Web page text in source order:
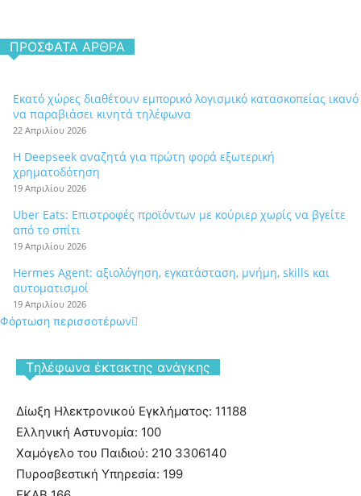
ΠΡΌΣΦΑΤΑ ΆΡΘΡΑ
Εκατό χώρες διαθέτουν εμπορικό λογισμικό κατασκοπείας ικανό
να παραβιάσει κινητά τηλέφωνα
22 Απριλίου 2026
Η Deepseek αναζητά για πρώτη φορά εξωτερική
χρηματοδότηση
19 Απριλίου 2026
Uber Eats: Επιστροφές προϊόντων με κούριερ χωρίς να βγείτε
από το σπίτι
19 Απριλίου 2026
Hermes Agent: αξιολόγηση, εγκατάσταση, μνήμη, skills και
αυτοματισμοί
19 Απριλίου 2026
Φόρτωση περισσοτέρων
Tηλέφωνα έκτακτης ανάγκης
Δίωξη Ηλεκτρονικού Εγκλήματος: 11188
Ελληνική Αστυνομία: 100
Χαμόγελο του Παιδιού: 210 3306140
Πυροσβεστική Υπηρεσία: 199